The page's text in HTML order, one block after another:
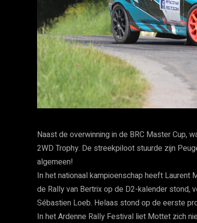
Naast de overwinning in de BRC Master Cup,
2WD Trophy. De streekpiloot stuurde zijn
algemeen!
In het nationaal kampioenschap heeft
de Rally van Bertrix op de D2-kalender stond,
Sébastien Loeb. Helaas stond op de eerste
In het Ardenne Rally Festival liet Mottet zich